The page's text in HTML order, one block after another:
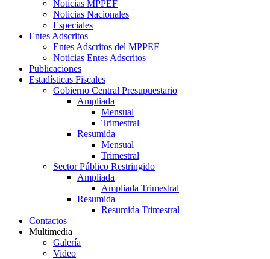
Noticias MPPEF
Noticias Nacionales
Especiales
Entes Adscritos
Entes Adscritos del MPPEF
Noticias Entes Adscritos
Publicaciones
Estadísticas Fiscales
Gobierno Central Presupuestario
Ampliada
Mensual
Trimestral
Resumida
Mensual
Trimestral
Sector Público Restringido
Ampliada
Ampliada Trimestral
Resumida
Resumida Trimestral
Contactos
Multimedia
Galería
Video